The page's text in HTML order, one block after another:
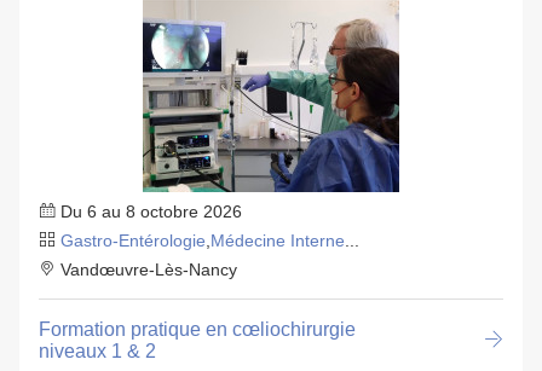
Du 6 au 8 octobre 2026
Gastro-Entérologie Médecine Interne
Vandœuvre-Lès-Nancy
Formation pratique en cœliochirurgie
niveaux 1 & 2